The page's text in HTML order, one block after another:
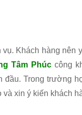
Khách hàng nên
Tâm Phúccông
Trong trường
xin ý kiến khách